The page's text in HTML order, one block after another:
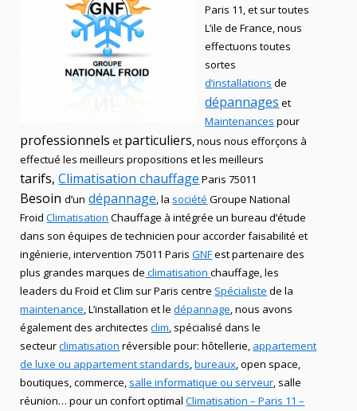
Paris 11, et sur toutes
L’ile de France, nous
effectuons toutes
sortes
d’installations de
dépannages et
Maintenances pour
professionnels et particuliers, nous nous efforçons à
effectué les meilleurs propositions et les meilleurs
tarifs,Climatisationchauffage Paris 75011
Besoind’un dépannage, la société Groupe National
Froid Climatisation Chauffage à intégrée un bureau d’étude
dans son équipes de technicienpour accorder faisabilité et
ingénierie, intervention 75011 ParisGNFest partenaire des
plus grandes marques de climatisationchauffage, les
leaders du Froid et Clim sur Paris centre Spécialiste de la
maintenance, L’installation et ledépannage, nous avons
également des architectesclim, spécialisé dans le
secteurclimatisation réversible pour: hôtellerie, appartement
de luxe ou appartement standards,bureaux, open space,
boutiques, commerce, salle informatique ou serveur, salle
réunion… pour un confort optimalClimatisation – Paris 11 –